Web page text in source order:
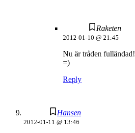
Raketen
2012-01-10 @ 21:45
Nu är tråden fulländad!
=)
Reply
Hansen
2012-01-11 @ 13:46